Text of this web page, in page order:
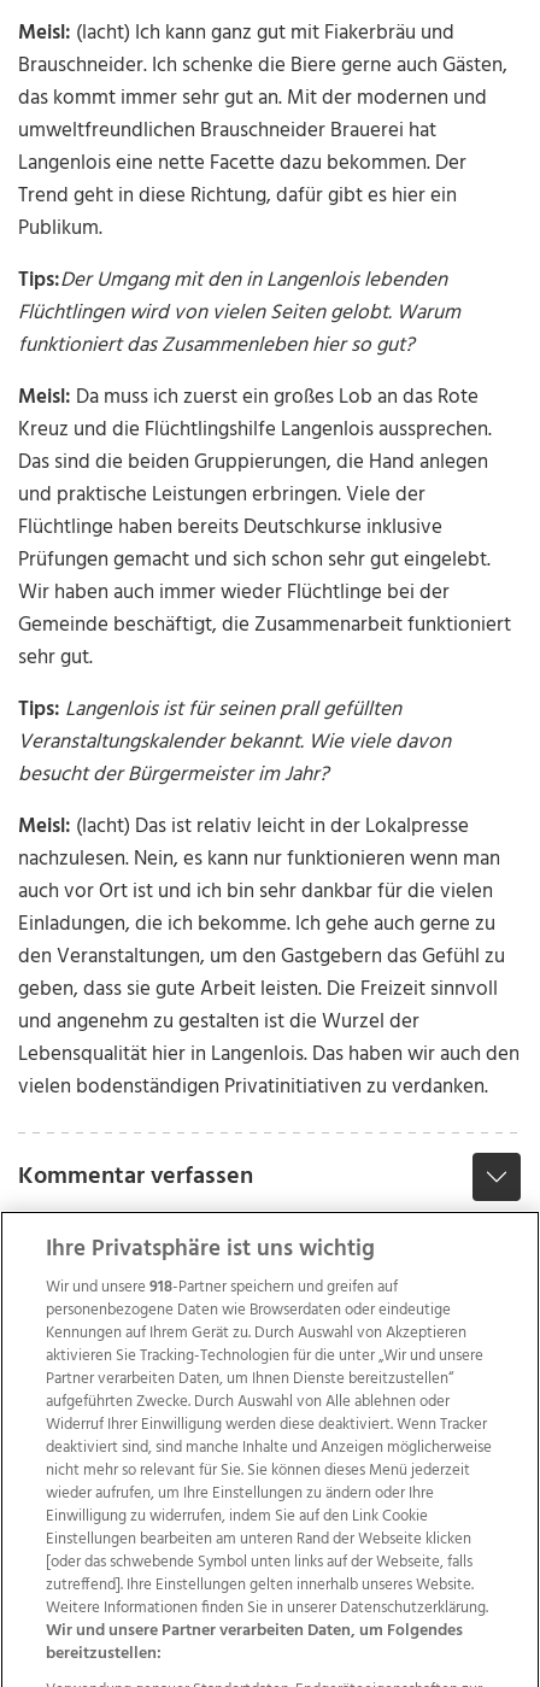
Meisl: (lacht) Ich kann ganz gut mit Fiakerbräu und
Brauschneider. Ich schenke die Biere gerne auch Gästen,
das kommt immer sehr gut an. Mit der modernen und
umweltfreundlichen Brauschneider Brauerei hat
Langenlois eine nette Facette dazu bekommen. Der
Trend geht in diese Richtung, dafür gibt es hier ein
Publikum.
Tips:Der Umgang mit den in Langenlois lebenden
Flüchtlingen wird von vielen Seiten gelobt. Warum
funktioniert das Zusammenleben hier so gut?
Meisl: Da muss ich zuerst ein großes Lob an das Rote
Kreuz und die Flüchtlingshilfe Langenlois aussprechen.
Das sind die beiden Gruppierungen, die Hand anlegen
und praktische Leistungen erbringen. Viele der
Flüchtlinge haben bereits Deutschkurse inklusive
Prüfungen gemacht und sich schon sehr gut eingelebt.
Wir haben auch immer wieder Flüchtlinge bei der
Gemeinde beschäftigt, die Zusammenarbeit funktioniert
sehr gut.
Tips: Langenlois ist für seinen prall gefüllten
Veranstaltungskalender bekannt. Wie viele davon
besucht der Bürgermeister im Jahr?
Meisl: (lacht) Das ist relativ leicht in der Lokalpresse
nachzulesen. Nein, es kann nur funktionieren wenn man
auch vor Ort ist und ich bin sehr dankbar für die vielen
Einladungen, die ich bekomme. Ich gehe auch gerne zu
den Veranstaltungen, um den Gastgebern das Gefühl zu
geben, dass sie gute Arbeit leisten. Die Freizeit sinnvoll
und angenehm zu gestalten ist die Wurzel der
Lebensqualität hier in Langenlois. Das haben wir auch den
vielen bodenständigen Privatinitiativen zu verdanken.
Kommentar verfassen
Wir über uns Mediadaten Kontakt
Jobs
Datenschutz
Impressum
AGB Anzeigekunden
AGB Website
Ehrenkodex Politische Werbung
Ihre Privatsphäre ist uns wichtig
Wir und unsere918-Partner speichern und greifen auf
personenbezogene Daten wie Browserdaten oder eindeutige
Kennungen auf Ihrem Gerät zu. Durch Auswahl von Akzeptieren
aktivieren Sie Tracking-Technologien für die unter „Wir und unsere
Partner verarbeiten Daten, um Ihnen Dienste bereitzustellen“
aufgeführten Zwecke. Durch Auswahl von Alle ablehnen oder
Widerruf Ihrer Einwilligung werden diese deaktiviert. Wenn Tracker
deaktiviert sind, sind manche Inhalte und Anzeigen möglicherweise
nicht mehr so relevant für Sie. Sie können dieses Menü jederzeit
wieder aufrufen, um Ihre Einstellungen zu ändern oder Ihre
Einwilligung zu widerrufen, indem Sie auf den Link Cookie
Einstellungen bearbeiten am unteren Rand der Webseite klicken
[oder das schwebende Symbol unten links auf der Webseite, falls
zutreffend]. Ihre Einstellungen gelten innerhalb unseres Website.
Weitere Informationen finden Sie in unserer Datenschutzerklärung.
Wir und unsere Partner verarbeiten Daten, um Folgendes
bereitzustellen: